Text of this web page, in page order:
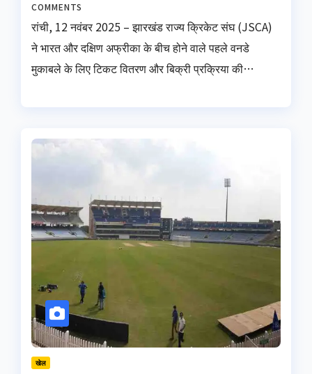
COMMENTS
रांची, 12 नवंबर 2025 – झारखंड राज्य क्रिकेट संघ (JSCA)
ने भारत और दक्षिण अफ्रीका के बीच होने वाले पहले वनडे
मुकाबले के लिए टिकट वितरण और बिक्री प्रक्रिया की…
खेल